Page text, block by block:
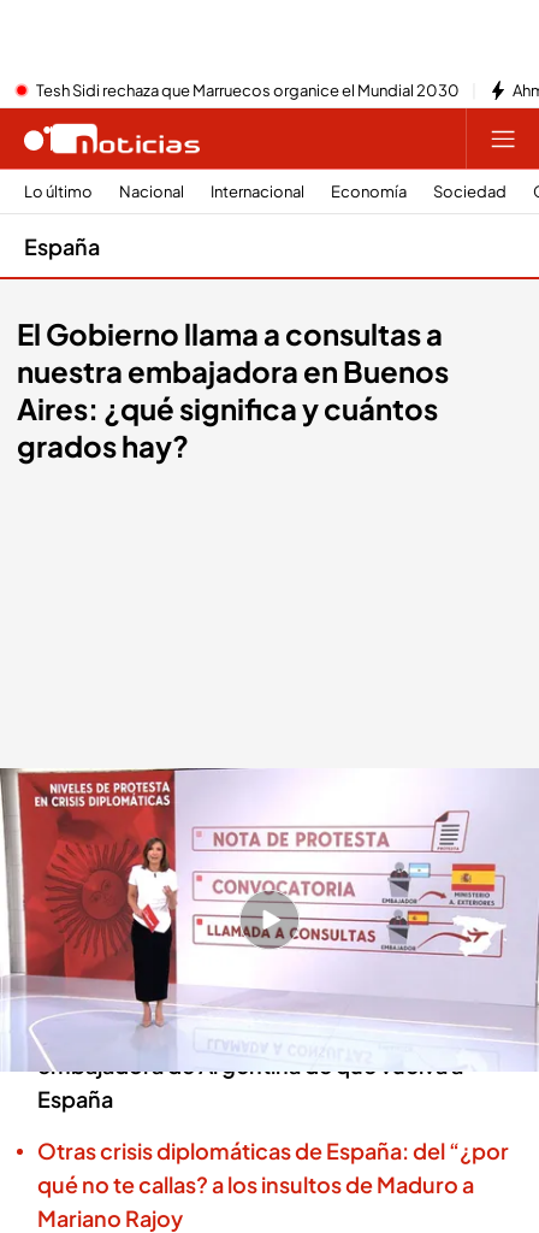
Tesh Sidi rechaza que Marruecos organice el Mundial 2030
Lo último Nacional Internacional Economía Sociedad
España
El Gobierno llama a consultas a
nuestra embajadora en Buenos
Aires: ¿qué significa y cuántos
grados hay?
El significado de llamar a consultas
Redacción digital Noticias Cuatro
20 MAY 2024 - 18:43h.
Pedro Sánchez exige unas disculpas públicas
por las palabras de Javier Milei en el acto de Vox
El Gobierno ha dado orden a nuestra
embajadora de Argentina de que vuelva a
España
Otras crisis diplomáticas de España: del “¿por
qué no te callas? a los insultos de Maduro a
Mariano Rajoy